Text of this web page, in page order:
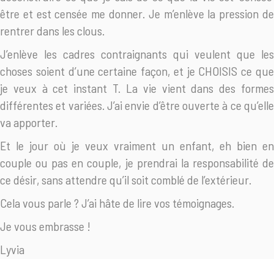
être et est censée me donner. Je m’enlève la pression de
rentrer dans les clous.
J’enlève les cadres contraignants qui veulent que les
choses soient d’une certaine façon, et je CHOISIS ce que
je veux à cet instant T. La vie vient dans des formes
différentes et variées. J’ai envie d’être ouverte à ce qu’elle
va apporter.
Et le jour où je veux vraiment un enfant, eh bien en
couple ou pas en couple, je prendrai la responsabilité de
ce désir, sans attendre qu’il soit comblé de l’extérieur.
Cela vous parle ? J’ai hâte de lire vos témoignages.
Je vous embrasse !
Lyvia